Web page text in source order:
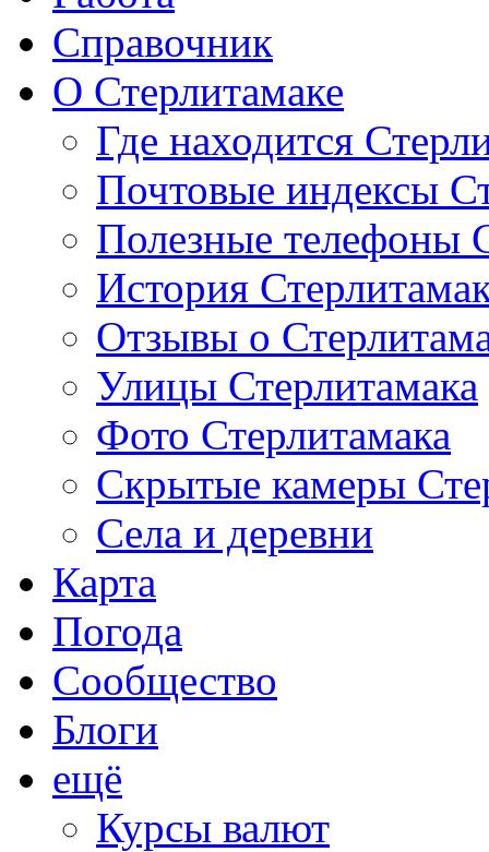
Справочник
О Стерлитамаке
Где находится
Почтовые индексы
Полезные телефоны
История
Отзывы о
Улицы Стерлитамака
Фото Стерлитамака
Скрытые камеры
Села и деревни
Карта
Погода
Сообщество
Блоги
ещё
Курсы валют